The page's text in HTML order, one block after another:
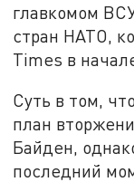
главкомом
стран НАТО,
Times в
Суть в том,
план
Байден,
последний